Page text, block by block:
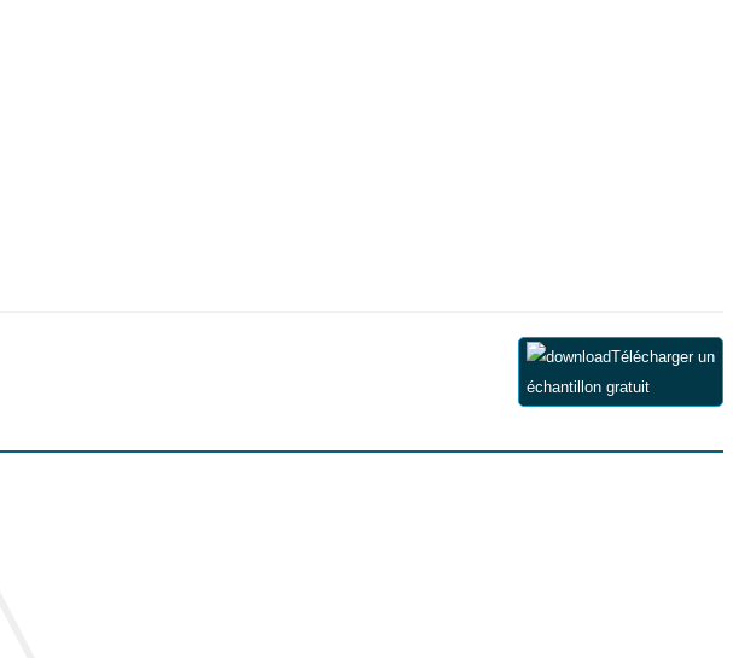
Télécharger un
échantillon gratuit